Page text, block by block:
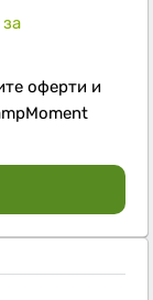
оферти и